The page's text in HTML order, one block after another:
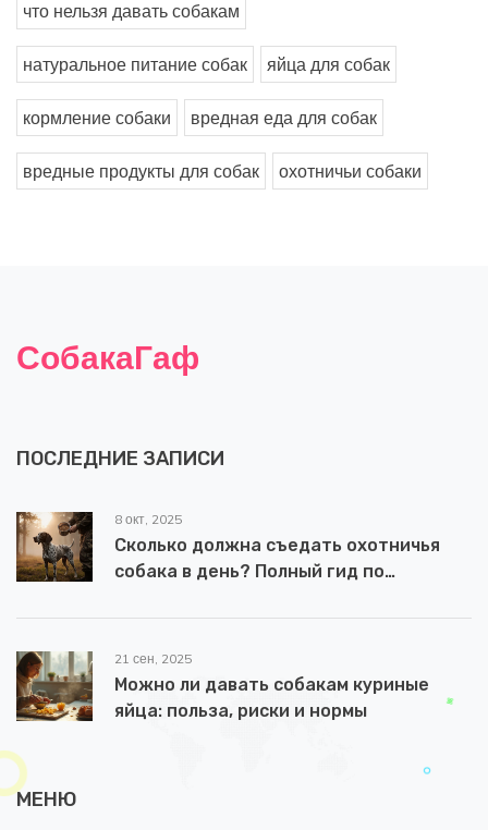
что нельзя давать собакам
натуральное питание собак яйца для собак
кормление собаки вредная еда для собак
вредные продукты для собак охотничьи собаки
СобакаГаф
ПОСЛЕДНИЕ ЗАПИСИ
8 окт, 2025
Сколько должна съедать охотничья
собака в день? Полный гид по
21 сен, 2025
Можно ли давать собакам куриные
яйца: польза, риски и нормы
МЕНЮ